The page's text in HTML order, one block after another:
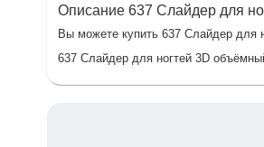
Описание 637 Слайдер для
Вы можете купить 637 Слайдер для
637 Слайдер для ногтей 3D